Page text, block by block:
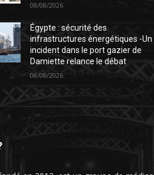
08/08/2026
Égypte : sécurité des
infrastructures énergétiques -Un
incident dans le port gazier de
Damiette relance le débat
08/08/2026